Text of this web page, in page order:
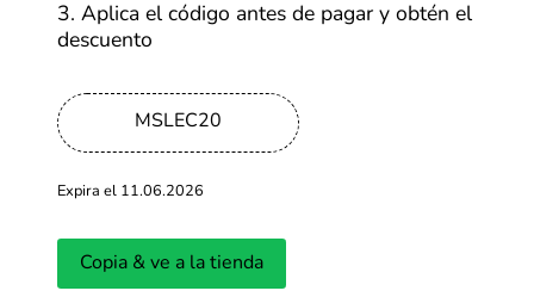
Más cupones de AliExpress
-65%
Hasta 65% OFF en productos iHerb
3. Aplica el código antes de pagar y obtén el
descuento
MSLEC20
Expira el 11.06.2026
Copia & ve a la tienda